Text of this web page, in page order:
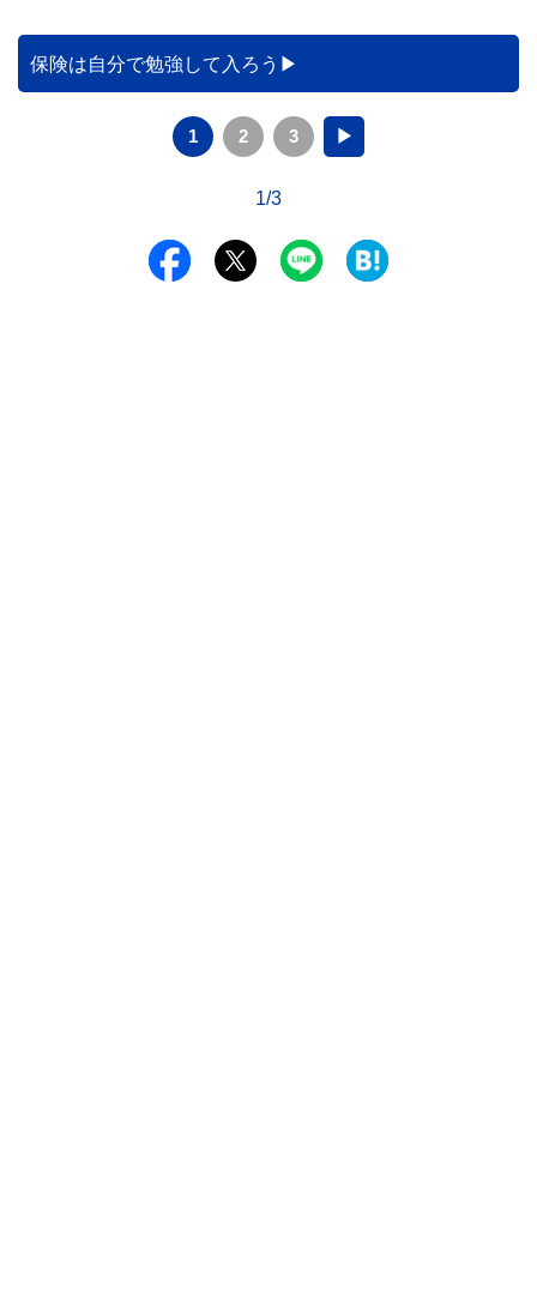
保険は自分で勉強して入ろう
1 2 3 ▶
1/3